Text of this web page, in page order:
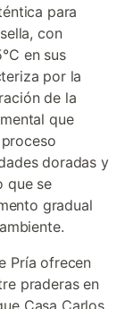
para
con
en sus
por la
de la
que
doradas y
que se
gradual
Pría ofrecen
praderas en
Casa Carlos